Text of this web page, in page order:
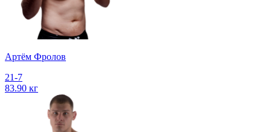
Артём Фролов
21-7
83.90 кг